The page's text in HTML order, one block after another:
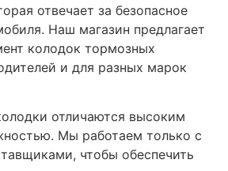
отвечает за безопасное
Наш магазин предлагает
колодок тормозных
и для разных марок
отличаются высоким
Мы работаем только с
чтобы обеспечить